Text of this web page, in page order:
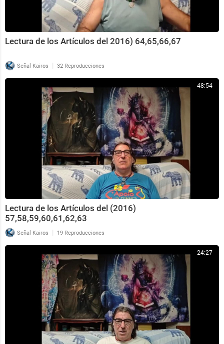
Lectura de los Artículos del 2016) 64,65,66,67
Señal Kairos | 32 Reproducciones
48:54
Lectura de los Artículos del (2016)
57,58,59,60,61,62,63
Señal Kairos | 19 Reproducciones
24:27